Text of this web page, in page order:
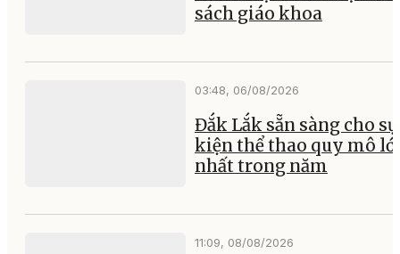
sách giáo khoa
03:48, 06/08/2026
Đắk Lắk sẵn sàng cho sự
kiện thể thao quy mô
nhất trong năm
11:09, 08/08/2026